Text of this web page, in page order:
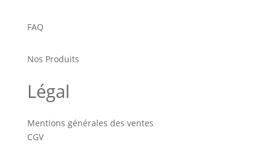
FAQ
Nos Produits
Légal
Mentions générales des ventes
CGV